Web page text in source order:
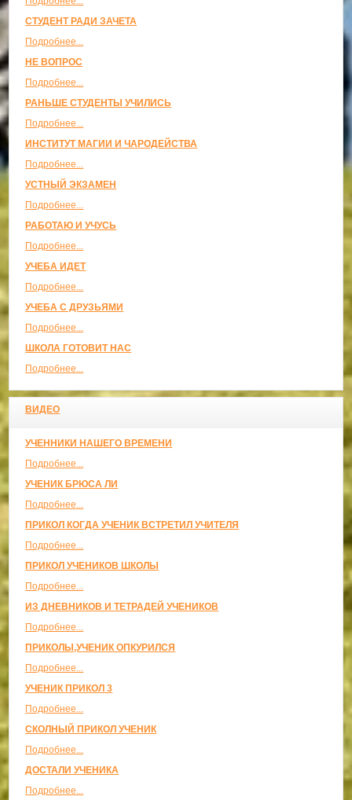
СТУДЕНТ РАДИ ЗАЧЕТА
Подробнее...
НЕ ВОПРОС
Подробнее...
РАНЬШЕ СТУДЕНТЫ УЧИЛИСЬ
Подробнее...
ИНСТИТУТ МАГИИ И ЧАРОДЕЙСТВА
Подробнее...
УСТНЫЙ ЭКЗАМЕН
Подробнее...
РАБОТАЮ И УЧУСЬ
Подробнее...
УЧЕБА ИДЕТ
Подробнее...
УЧЕБА С ДРУЗЬЯМИ
Подробнее...
ШКОЛА ГОТОВИТ НАС
Подробнее...
ВИДЕО
УЧЕННИКИ НАШЕГО ВРЕМЕНИ
Подробнее...
УЧЕНИК БРЮСА ЛИ
Подробнее...
ПРИКОЛ КОГДА УЧЕНИК ВСТРЕТИЛ УЧИТЕЛЯ
Подробнее...
ПРИКОЛ УЧЕНИКОВ ШКОЛЫ
Подробнее...
ИЗ ДНЕВНИКОВ И ТЕТРАДЕЙ УЧЕНИКОВ
Подробнее...
ПРИКОЛЫ,УЧЕНИК ОПКУРИЛСЯ
Подробнее...
УЧЕНИК ПРИКОЛ 3
Подробнее...
СКОЛНЫЙ ПРИКОЛ УЧЕНИК
Подробнее...
ДОСТАЛИ УЧЕНИКА
Подробнее...